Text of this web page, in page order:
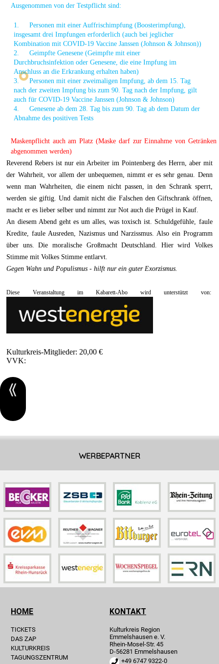
Ausgenommen von der Testpflicht sind:
1.
Personen mit einer Auffrischimpfung (Boosterimpfung),
insgesamt drei Impfungen erforderlich (auch bei jeglicher
Kombination mit COVID-19 Vaccine Janssen (Johnson & Johnson))
2.
Geimpfte Genesene (Geimpfte mit einer
Durchbruchsinfektion oder Genesene, die eine Impfung im
Anschluss an die Erkrankung erhalten haben)
3.
Personen mit einer zweimaligen Impfung, ab dem 15. Tag
nach der zweiten Impfung bis zum 90. Tag nach der Impfung, gilt
auch für COVID-19 Vaccine Janssen (Johnson & Johnson)
4.
Genesene ab dem 28. Tag bis zum 90. Tag ab dem Datum der
Abnahme des positiven Tests
Maskenpflicht auch am Platz (Maske darf zur Einnahme von Getränken
abgenommen werden)
Reverend Rebers ist nur ein Arbeiter im Pointenberg des Herrn, aber mit
der Wahrheit, vor allem der unbequemen, nimmt er es sehr genau. Denn
wenn man Wahrheiten, die einem nicht passen, in den Schrank sperrt,
werden sie giftig. Und damit nicht die Falschen den Giftschrank öffnen,
macht er es lieber selber und nimmt zur Not auch die Prügel in Kauf.
An diesem Abend geht es um alles, was toxisch ist. Schuldgefühle, faule
Kredite, faule Ausreden, Nazismus und Narzissmus. Also ein Programm
über uns. Die moralische Großmacht Deutschland. Hier wird Volkes
Stimme mit Volkes Stimme entlarvt.
Gegen Wahn und Populismus - hilft nur ein guter Exorzismus.
Diese Veranstaltung im Kabarett-Abo wird unterstützt von:
Kulturkreis-Mitglieder:20,00 €
VVK:
WERBEPARTNER
HOME
TICKETS
DAS ZAP
KULTURKREIS
TAGUNGSZENTRUM
KONTAKT
Kulturkreis Region
Emmelshausen e. V.
Rhein-Mosel-Str. 45
D-56281 Emmelshausen
+49 6747 9322-0